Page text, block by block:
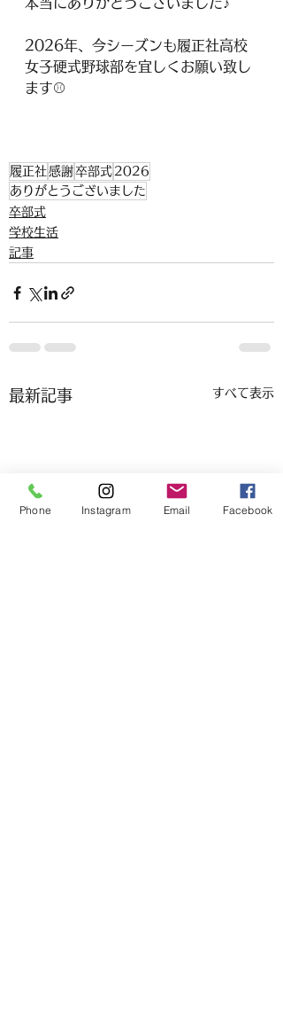
2026年、今シーズンも履正社高校
女子硬式野球部を宜しくお願い致し
ます⚾
履正社感謝卒部式 2026
ありがとうございました
卒部式
学校生活
記事
最新記事 すべて表示
Phone Instagram Email Facebook